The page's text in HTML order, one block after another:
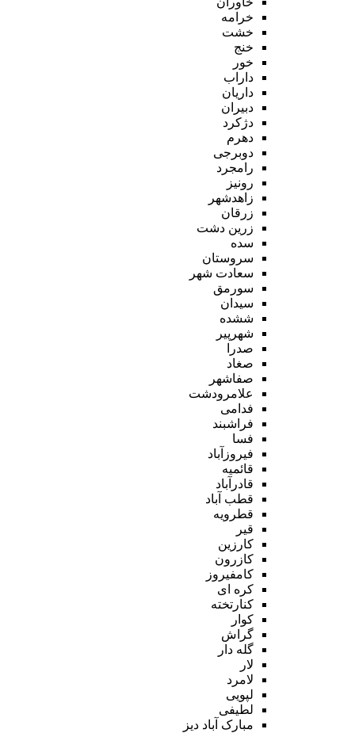
خرامه
خشت
خنج
خور
داراب
داریان
دبیران
دژکرد
دهرم
دوبرجی
رامجرد
رونیز
زاهدشهر
زرقان
زرین دشت
سده
سروستان
سعادت شهر
سورمق
سیدان
ششده
شهرپیر
صدرا
صغاد
صفاشهر
علامرودشت
فدامی
فراشبند
فسا
فیروزآباد
قائمیه
قادرآباد
قطب آباد
قطرویه
قیر
کارزین
کازرون
کامفیروز
کره ای
کنارتخته
کوار
گراش
گله دار
لار
لامرد
لپویی
لطیفی
مبارک آباد دیز